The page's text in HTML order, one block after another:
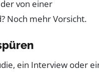
von einer
Noch mehr Vorsicht.
ein Interview oder